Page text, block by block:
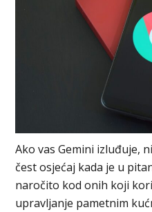
Ako vas Gemini izluđuje,
čest osjećaj kada je u
naročito kod onih koji
upravljanje pametnim